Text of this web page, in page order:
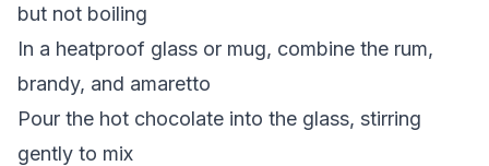
but not boiling
In a heatproof glass or mug, combine the rum,
brandy, and amaretto
Pour the hot chocolate into the glass, stirring
gently to mix